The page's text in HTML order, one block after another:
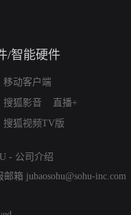
/智能硬件
移动客户端
搜狐影音
直播+
搜狐视频TV版
- 公司介绍
邮箱 jubaosohu@sohu-inc.com